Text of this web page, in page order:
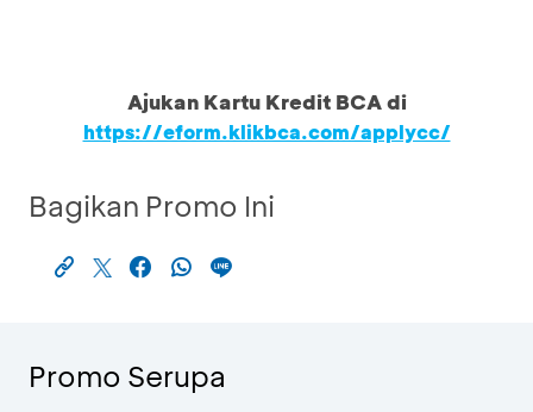
Ajukan Kartu Kredit BCA di
https://eform.klikbca.com/applycc/
Bagikan Promo Ini
Promo Serupa